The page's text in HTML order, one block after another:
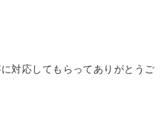
対応してもらってありがとうご